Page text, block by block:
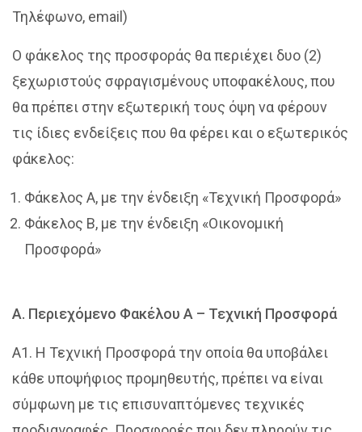
Τηλέφωνο, email)
Ο φάκελος της προσφοράς θα περιέχει δυο (2)
ξεχωριστούς σφραγισμένους υποφακέλους, που
θα πρέπει στην εξωτερική τους όψη να φέρουν
τις ίδιες ενδείξεις που θα φέρει και ο εξωτερικός
φάκελος:
Φάκελος Α, με την ένδειξη «Τεχνική Προσφορά»
Φάκελος Β, με την ένδειξη «Οικονομική
Προσφορά»
Α. Περιεχόμενο Φακέλου Α – Τεχνική Προσφορά
Α1. Η Τεχνική Προσφορά την οποία θα υποβάλει
κάθε υποψήφιος προμηθευτής, πρέπει να είναι
σύμφωνη με τις επισυναπτόμενες τεχνικές